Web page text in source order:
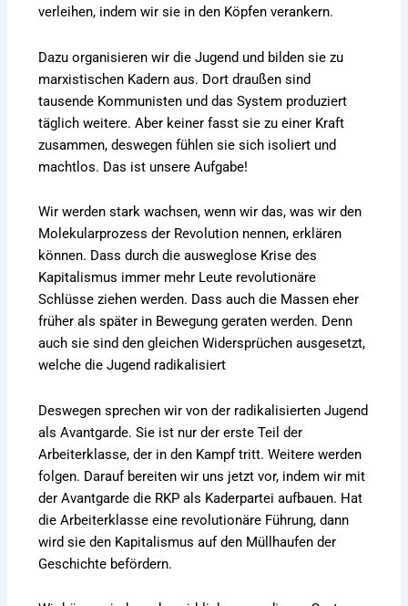
verleihen, indem wir sie in den Köpfen verankern.
Dazu organisieren wir die Jugend und bilden sie zu
marxistischen Kadern aus. Dort draußen sind
tausende Kommunisten und das System produziert
täglich weitere. Aber keiner fasst sie zu einer Kraft
zusammen, deswegen fühlen sie sich isoliert und
machtlos. Das ist unsere Aufgabe!
Wir werden stark wachsen, wenn wir das, was wir den
Molekularprozess der Revolution nennen, erklären
können. Dass durch die ausweglose Krise des
Kapitalismus immer mehr Leute revolutionäre
Schlüsse ziehen werden. Dass auch die Massen eher
früher als später in Bewegung geraten werden. Denn
auch sie sind den gleichen Widersprüchen ausgesetzt,
welche die Jugend radikalisiert
Deswegen sprechen wir von der radikalisierten Jugend
als Avantgarde. Sie ist nur der erste Teil der
Arbeiterklasse, der in den Kampf tritt. Weitere werden
folgen. Darauf bereiten wir uns jetzt vor, indem wir mit
der Avantgarde die RKP als Kaderpartei aufbauen. Hat
die Arbeiterklasse eine revolutionäre Führung, dann
wird sie den Kapitalismus auf den Müllhaufen der
Geschichte befördern.